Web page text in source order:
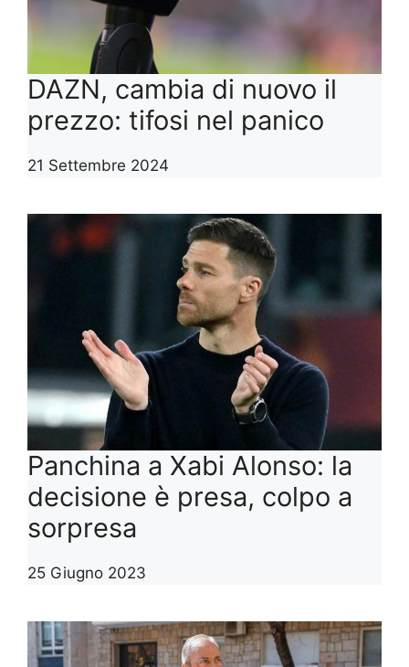
DAZN, cambia di nuovo il
prezzo: tifosi nel panico
21 Settembre 2024
Panchina a Xabi Alonso: la
decisione è presa, colpo a
sorpresa
25 Giugno 2023